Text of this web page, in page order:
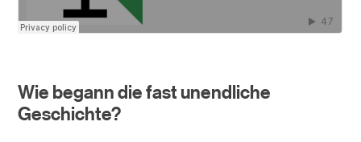
Wie begann die fast unendliche
Geschichte?